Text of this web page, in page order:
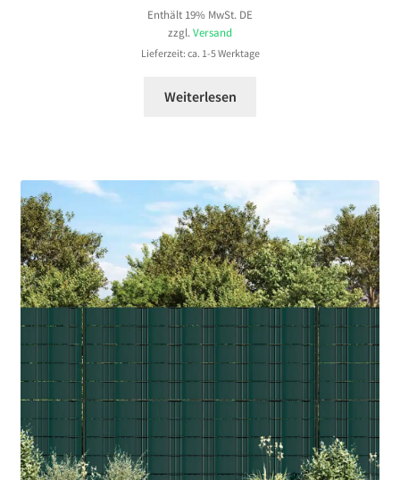
Enthält 19% MwSt. DE
zzgl. Versand
Lieferzeit: ca. 1-5 Werktage
Weiterlesen